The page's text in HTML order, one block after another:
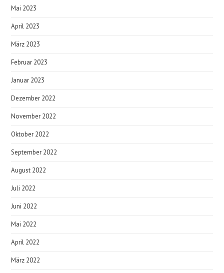
Mai 2023
April 2023
März 2023
Februar 2023
Januar 2023
Dezember 2022
November 2022
Oktober 2022
September 2022
August 2022
Juli 2022
Juni 2022
Mai 2022
April 2022
März 2022